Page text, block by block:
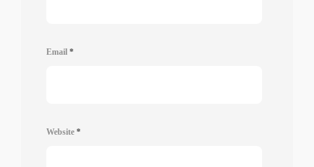
Email *
Website *